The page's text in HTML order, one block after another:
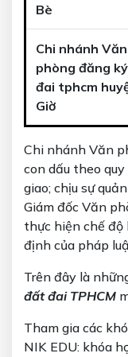
Bè
Chi nhánh Văn
phòng đăng
đai tphcm
Giờ
Chi nhánh Văn
con dấu theo
giao; chịu sự
Giám đốc Văn
thực hiện chế
định của pháp
Trên đây là
đất đai TPHCM
Tham gia các
NIK EDU: khóa